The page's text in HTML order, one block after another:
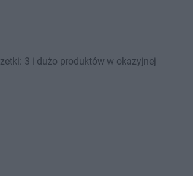
3 i dużo produktów w okazyjnej